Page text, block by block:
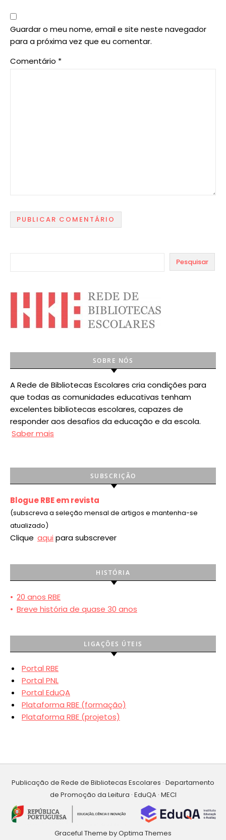
Guardar o meu nome, email e site neste navegador
para a próxima vez que eu comentar.
Comentário *
Pesquisar
SOBRE NÓS
A Rede de Bibliotecas Escolares cria condições para
que todas as comunidades educativas tenham
excelentes bibliotecas escolares, capazes de
responder aos desafios da educação e da escola.
Saber mais
SUBSCRIÇÃO
Blogue RBE em revista
(subscreva a seleção mensal de artigos e mantenha-se
atualizado)
Clique aqui para subscrever
HISTÓRIA
• 20 anos RBE
• Breve história de quase 30 anos
LIGAÇÕES ÚTEIS
Portal RBE
Portal PNL
Portal EduQA
Plataforma RBE (formação)
Plataforma RBE (projetos)
Publicação de Rede de Bibliotecas Escolares · Departamento
de Promoção da Leitura · EduQA · MECI
Graceful Theme byOptima Themes